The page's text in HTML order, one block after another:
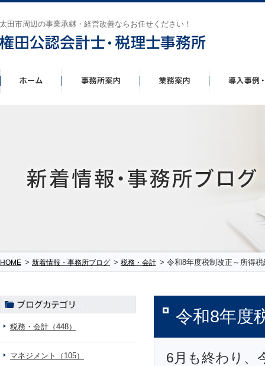
太田市周辺の事業承継・経営改善ならお任せください！
HOME > 新着情報・事務所ブログ > 税務・会計 > 令和8年度税制改正～所得
令和8年度
6月も終わり、
税務・会計（448）
マネジメント（105）